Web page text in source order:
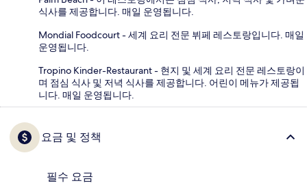
식사를 제공합니다. 매일 운영됩니다.
Mondial Foodcourt - 세계 요리 전문 뷔페 레스토랑입니다. 매일
운영됩니다.
Tropino Kinder-Restaurant - 현지 및 세계 요리 전문 레스토랑이
며 점심 식사 및 저녁 식사를 제공합니다. 어린이 메뉴가 제공됩
니다. 매일 운영됩니다.
요금 및 정책
필수 요금